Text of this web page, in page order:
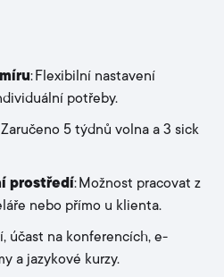
: Flexibilní nastavení
potřeby.
Zaručeno 5 týdnů volna a 3 sick
prostředí: Možnost pracovat z
nebo přímo u klienta.
účast na konferencích, e-
a jazykové kurzy.